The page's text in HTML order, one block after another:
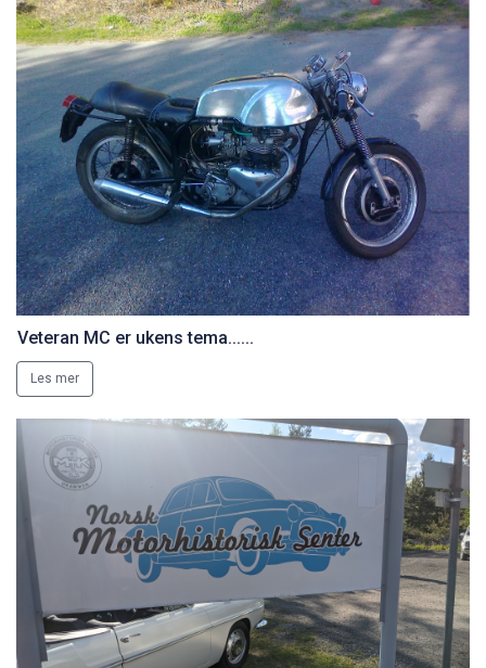
Veteran MC er ukens tema......
Les mer